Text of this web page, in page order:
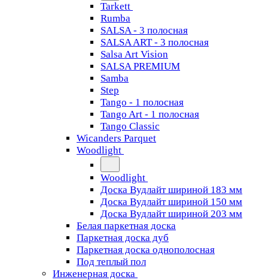
Tarkett
Rumba
SALSA - 3 полосная
SALSA ART - 3 полосная
Salsa Art Vision
SALSA PREMIUM
Samba
Step
Tango - 1 полосная
Tango Art - 1 полосная
Tango Classiс
Wicanders Parquet
Woodlight
Woodlight
Доска Вудлайт шириной 183 мм
Доска Вудлайт шириной 150 мм
Доска Вудлайт шириной 203 мм
Белая паркетная доска
Паркетная доска дуб
Паркетная доска однополосная
Под теплый пол
Инженерная доска